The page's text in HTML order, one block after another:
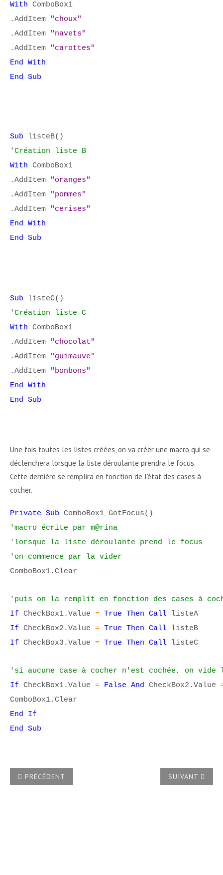
With ComboBox1
.AddItem
"choux"
.AddItem
"navets"
.AddItem
"carottes"
End With
End Sub
Sub listeB()
'Création liste B
With ComboBox1
.AddItem
"oranges"
.AddItem
"pommes"
.AddItem
"cerises"
End With
End Sub
Sub listeC()
'Création liste C
With ComboBox1
.AddItem
"chocolat"
.AddItem
"guimauve"
.AddItem
"bonbons"
End With
End Sub
Une fois toutes les listes créées, on va créer une macro qui se
déclenchera lorsque la liste déroulante prendra le focus.
Cette dernière se remplira en fonction de l'état des cases à
cocher.
Private Sub ComboBox1_GotFocus()
'macro écrite par m@rina
'lorsque la liste déroulante prend le focus
'on commence par la vider
ComboBox1.Clear
'puis on la remplit en fonction des cases à
If CheckBox1.Value = True Then Call listeA
If CheckBox2.Value = True Then Call listeB
If CheckBox3.Value = True Then Call listeC
'si aucune case à cocher n'est cochée, on
If CheckBox1.Value = False And CheckBox2.Value
ComboBox1.Clear
End If
End Sub
ARTICLE PRÉCÉDENT : LE STYLE QUE J'AI CRÉÉ POUR UN
PRÉCÉDENT ARTICLE
SUIVANT